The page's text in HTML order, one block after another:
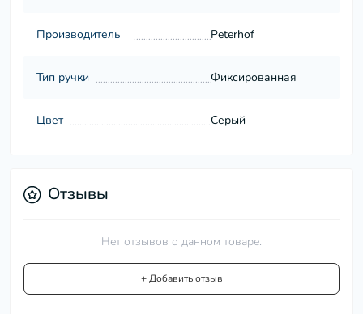
Производитель Peterhof
Тип ручки Фиксированная
Цвет Серый
Отзывы
Нет отзывов о данном товаре.
+ Добавить отзыв